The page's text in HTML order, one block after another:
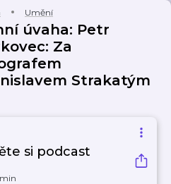
Umění
úvaha: Petr
Za
Strakatým
si podcast